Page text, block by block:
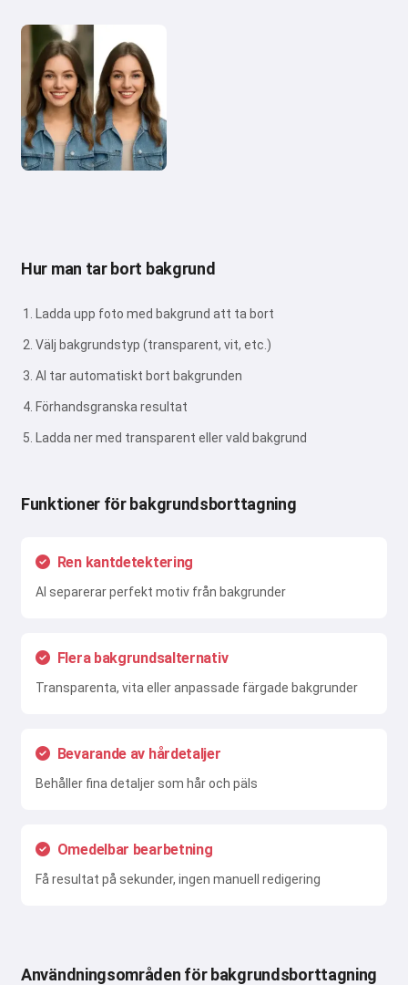
Hur man tar bort bakgrund
Ladda upp foto med bakgrund att ta bort
Välj bakgrundstyp (transparent, vit, etc.)
AI tar automatiskt bort bakgrunden
Förhandsgranska resultat
Ladda ner med transparent eller vald bakgrund
Funktioner för bakgrundsborttagning
Ren kantdetektering
AI separerar perfekt motiv från bakgrunder
Flera bakgrundsalternativ
Transparenta, vita eller anpassade färgade bakgrunder
Bevarande av hårdetaljer
Behåller fina detaljer som hår och päls
Omedelbar bearbetning
Få resultat på sekunder, ingen manuell redigering
Användningsområden för bakgrundsborttagning